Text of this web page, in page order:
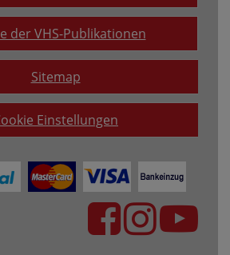
der VHS-Publikationen
Sitemap
Einstellungen